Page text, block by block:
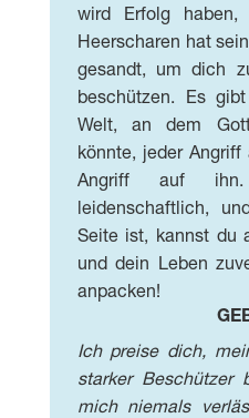
wird Erfolg
Heerscharen hat
gesandt, um dich
beschützen. Es
Welt, an dem
könnte, jeder
Angriff auf
leidenschaftlich,
Seite ist, kannst du
und dein Leben
anpacken!
Ich preise dich,
starker Beschützer
mich niemals